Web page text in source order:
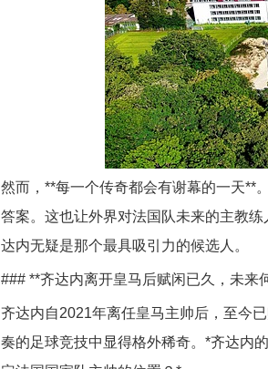
然而，**每一个传奇都会有谢幕的一天**
答案。这也让外界对法国队未来的主教
达内无疑是那个最具吸引力的候选人。
### **齐达内离开皇马后赋闲已久，未来
齐达内自2021年离任皇马主帅后，至今
奏的足球竞技中显得格外稀奇。*齐达内